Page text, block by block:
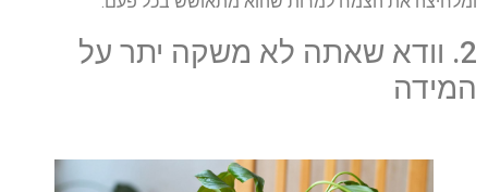
2. וודא שאתה לא משקה יתר על
המידה